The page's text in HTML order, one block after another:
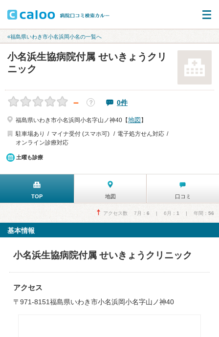
«福島県いわき市小名浜岡小名の一覧へ
小名浜生協病院付属 せいきょうクリ
ニック
－ ？ 0件
福島県いわき市小名浜岡小名字山ノ神40【地図 】
駐車場あり
マイナ受付 (スマホ可)
電子処方せん対応
オンライン診療対応
土曜も診療
TOP 地図 口コミ
アクセス数 7月： 6 | 6月： 1 | 年間： 56
基本情報
小名浜生協病院付属 せいきょうクリニック
アクセス
〒971-8151福島県いわき市小名浜岡小名字山ノ神40